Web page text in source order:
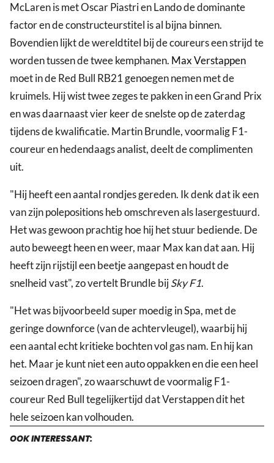
McLaren is met Oscar Piastri en Lando de dominante
factor en de constructeurstitel is al bijna binnen.
Bovendien lijkt de wereldtitel bij de coureurs een strijd te
worden tussen de twee kemphanen. Max Verstappen
moet in de Red Bull RB21 genoegen nemen met de
kruimels. Hij wist twee zeges te pakken in een Grand Prix
en was daarnaast vier keer de snelste op de zaterdag
tijdens de kwalificatie. Martin Brundle, voormalig F1-
coureur en hedendaags analist, deelt de complimenten
uit.
"Hij heeft een aantal rondjes gereden. Ik denk dat ik een
van zijn polepositions heb omschreven als lasergestuurd.
Het was gewoon prachtig hoe hij het stuur bediende. De
auto beweegt heen en weer, maar Max kan dat aan. Hij
heeft zijn rijstijl een beetje aangepast en houdt de
snelheid vast", zo vertelt Brundle bijSky F1.
"Het was bijvoorbeeld super moedig in Spa, met de
geringe downforce (van de achtervleugel), waarbij hij
een aantal echt kritieke bochten vol gas nam. En hij kan
het. Maar je kunt niet een auto oppakken en die een heel
seizoen dragen", zo waarschuwt de voormalig F1-
coureur Red Bull tegelijkertijd dat Verstappen dit het
hele seizoen kan volhouden.
OOK INTERESSANT: